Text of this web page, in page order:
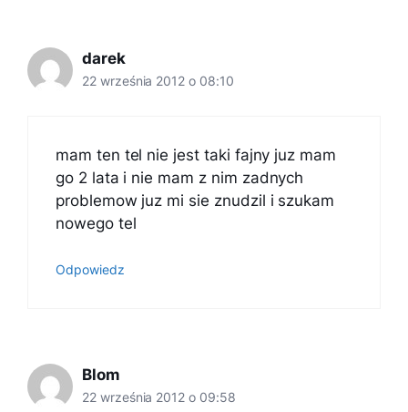
darek
22 września 2012 o 08:10
mam ten tel nie jest taki fajny juz mam
go 2 lata i nie mam z nim zadnych
problemow juz mi sie znudzil i szukam
nowego tel
Odpowiedz
Blom
22 września 2012 o 09:58